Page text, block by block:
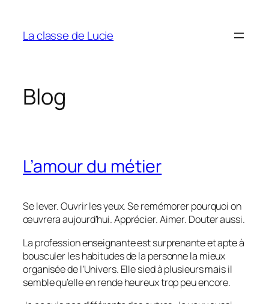
contenu
La classe de Lucie
Blog
L’amour du métier
Se lever. Ouvrir les yeux. Se remémorer pourquoi on
œuvrera aujourd’hui. Apprécier. Aimer. Douter aussi.
La profession enseignante est surprenante et apte à
bousculer les habitudes de la personne la mieux
organisée de l’Univers. Elle sied à plusieurs mais il
semble qu’elle en rende heureux trop peu encore.